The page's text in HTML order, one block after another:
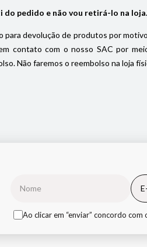
do pedido e não vou retirá-lo na
para devolução de produtos por
contato com o nosso SAC por
Não faremos o reembolso na loja
Ao clicar em “enviar” concordo com